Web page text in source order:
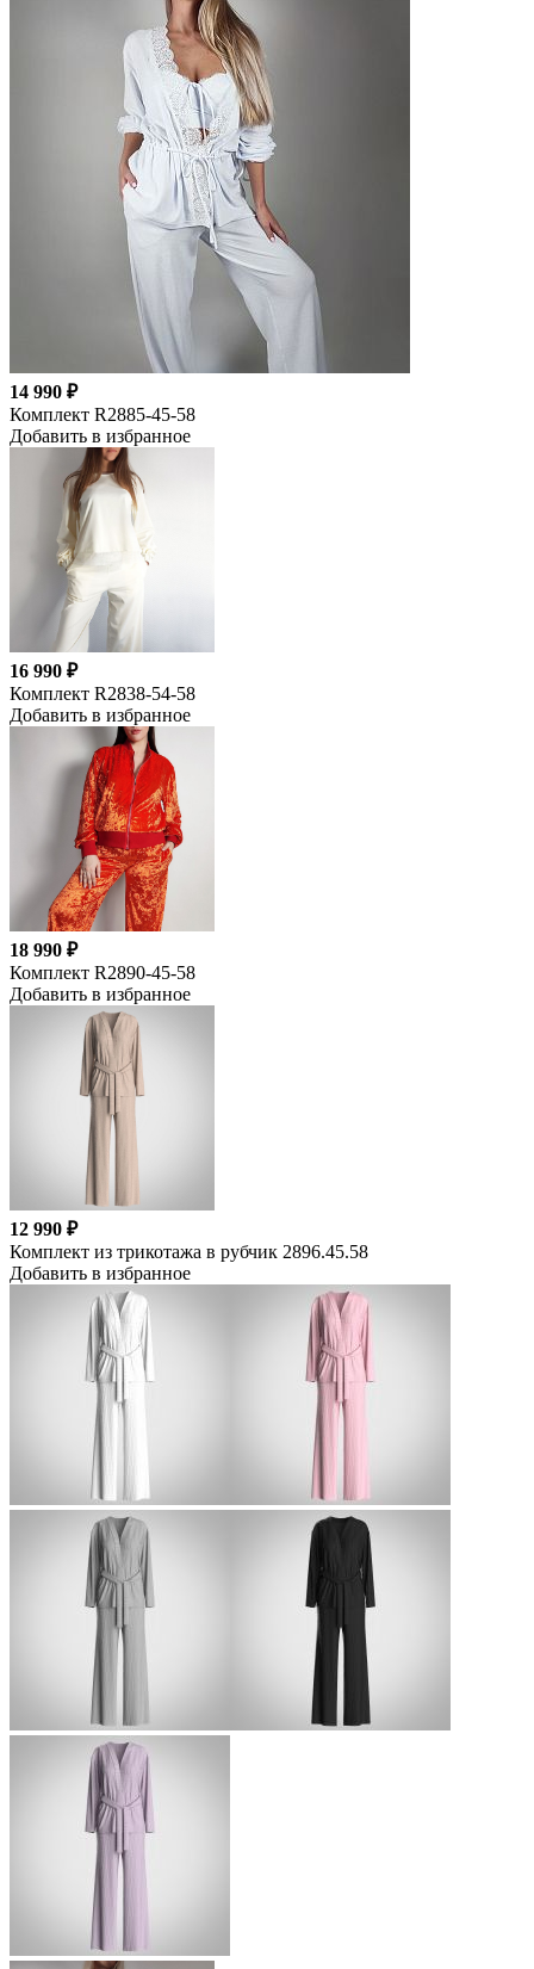
14 990 ₽
Комплект R2885-45-58
Добавить в избранное
16 990 ₽
Комплект R2838-54-58
Добавить в избранное
18 990 ₽
Комплект R2890-45-58
Добавить в избранное
12 990 ₽
Комплект из трикотажа в рубчик 2896.45.58
Добавить в избранное